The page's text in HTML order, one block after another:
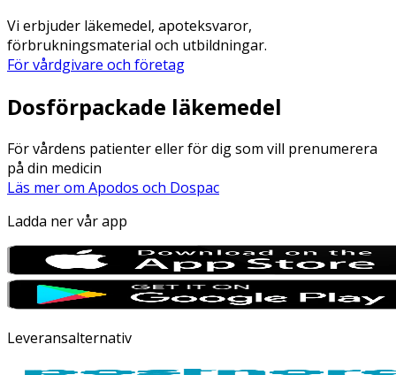
Vi erbjuder läkemedel, apoteksvaror,
förbrukningsmaterial och utbildningar.
För vårdgivare och företag
Dosförpackade läkemedel
För vårdens patienter eller för dig som vill prenumerera
på din medicin
Läs mer om Apodos och Dospac
Ladda ner vår app
Leveransalternativ